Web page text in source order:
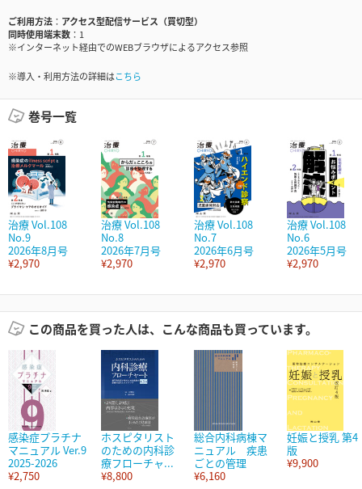
ご利用方法
アクセス型配信サービス（買切型）
同時使用端末数
1
※インターネット経由でのWEBブラウザによるアクセス参照
※導入・利用方法の詳細はこちら
巻号一覧
治療 Vol.108
No.9
2026年8月号
¥2,970
治療 Vol.108
No.8
2026年7月号
¥2,970
治療 Vol.108
No.7
2026年6月号
¥2,970
治療 Vol.108
No.6
2026年5月号
¥2,970
この商品を買った人は、こんな商品も買っています。
感染症プラチナ
マニュアル Ver.9
2025-2026
¥2,750
ホスピタリスト
のための内科診
療フローチャ...
¥8,800
総合内科病棟マ
ニュアル 疾患
ごとの管理
¥6,160
妊娠と授乳 第4
版
¥9,900